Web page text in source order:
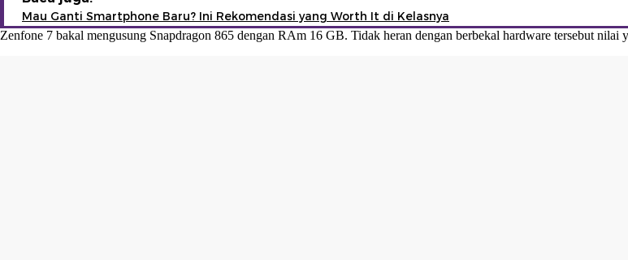
Mau Ganti Smartphone Baru? Ini Rekomendasi yang Worth It di Kelasnya
Zenfone 7 bakal mengusung Snapdragon 865 dengan RAm 16 GB. Tidak heran dengan berbekal hardware tersebut